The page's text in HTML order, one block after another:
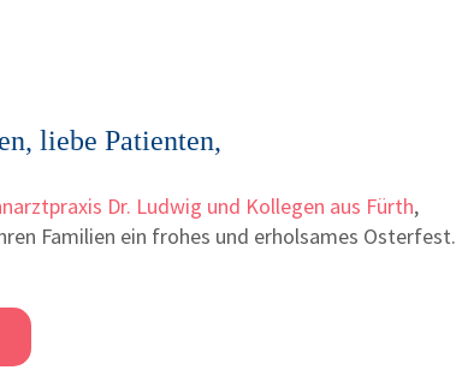
liebe Patienten,
Dr. Ludwig und Kollegen aus Fürth,
Familien ein frohes und erholsames Osterfest.